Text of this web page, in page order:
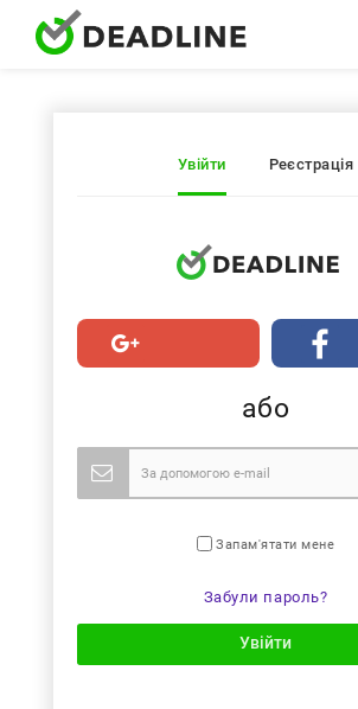
Увійти Реєстрація
або
Запам'ятати мене
Забули пароль?
Увійти